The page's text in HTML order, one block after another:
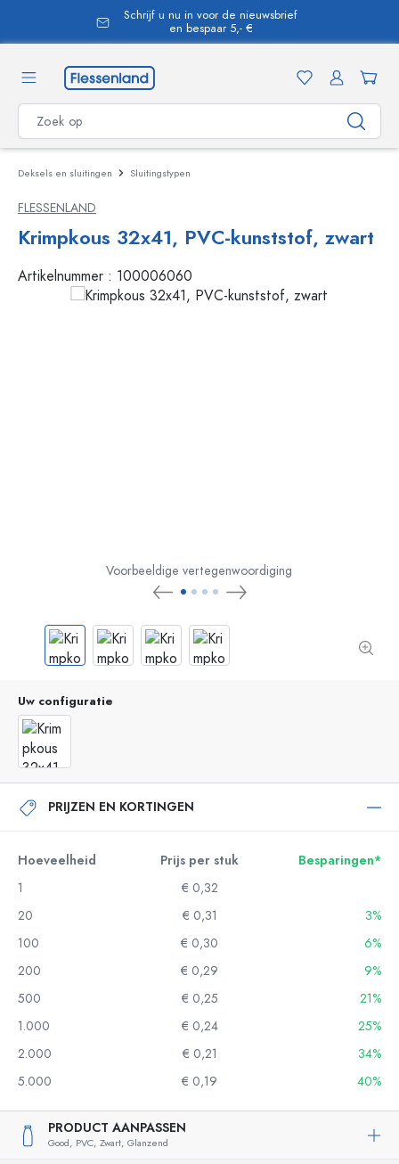
Schrijf u nu in voor de nieuwsbrief
en bespaar 5,- €
Deksels en sluitingen Sluitingstypen
FLESSENLAND
Krimpkous 32x41, PVC-kunststof, zwart
Artikelnummer : 100006060
Voorbeeldige vertegenwoordiging
Uw configuratie
PRIJZEN EN KORTINGEN
Hoeveelheid Prijs per stuk
Besparingen*
1
€ 0,32
20
€ 0,31
3%
100
€ 0,30
6%
200
€ 0,29
9%
500
€ 0,25
21%
1.000
€ 0,24
25%
2.000
€ 0,21
34%
5.000
€ 0,19 40%
PRODUCT AANPASSEN
Good, PVC, Zwart, Glanzend